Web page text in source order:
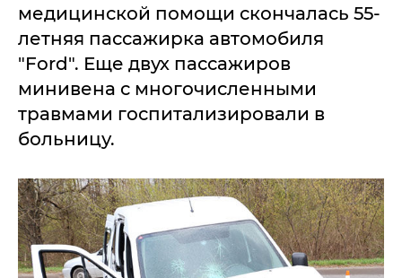
медицинской помощи скончалась 55-
летняя пассажирка автомобиля
"Ford". Еще двух пассажиров
минивена с многочисленными
травмами госпитализировали в
больницу.